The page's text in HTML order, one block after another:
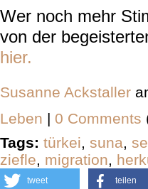
Wer noch mehr
von der
hier.
Susanne Ackstaller
Leben | 0 Comments
Tags: türkei, suna,
ziefle, migration,
tweet teilen